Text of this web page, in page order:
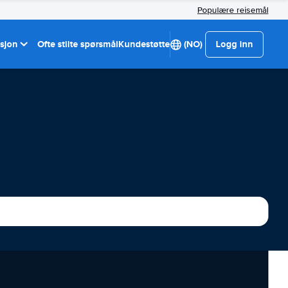
Populære reisemål
Ofte stilte spørsmålKundestøtte (NO) Logg inn